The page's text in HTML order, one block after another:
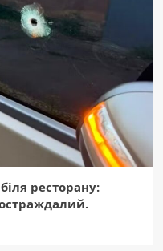
ресторану: